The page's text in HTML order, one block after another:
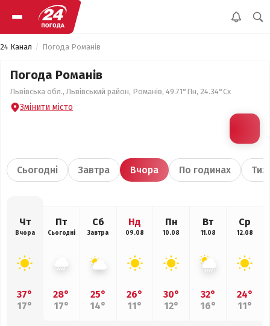
24 Канал Погода Романів
Погода Романів
Львівська обл., Львівський район, Романів, 49.71°Пн, 24.34°Сх
Змінити місто
Сьогодні Завтра Вчора По годинах
Чт
Вчора
37°
17°
Пт
Сьогодні
28°
17°
Сб
Завтра
25°
14°
Нд
09.08
26°
11°
Пн
10.08
30°
12°
Вт
11.08
32°
16°
Ср
12.08
24°
11°